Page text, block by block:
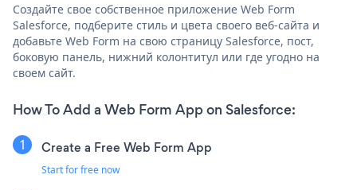
Создайте свое собственное приложение Web Form
Salesforce, подберите стиль и цвета своего веб-сайта и
добавьте Web Form на свою страницу Salesforce, пост,
боковую панель, нижний колонтитул или где угодно на
своем сайт.
How To Add a Web Form App on Salesforce:
Create a Free Web Form App
Start for free now